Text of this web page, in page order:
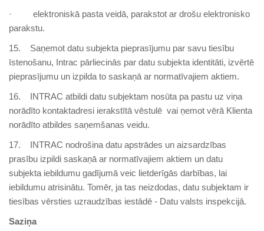
· elektroniskā pasta veidā, parakstot ar drošu elektronisko
parakstu.
15. Saņemot datu subjekta pieprasījumu par savu tiesību
īstenošanu, Intrac pārliecinās par datu subjekta identitāti, izvērtē
pieprasījumu un izpilda to saskaņā ar normatīvajiem aktiem.
16. INTRAC atbildi datu subjektam nosūta pa pastu uz viņa
norādīto kontaktadresi ierakstītā vēstulē vai ņemot vērā Klienta
norādīto atbildes saņemšanas veidu.
17. INTRAC nodrošina datu apstrādes un aizsardzības
prasību izpildi saskaņā ar normatīvajiem aktiem un datu
subjekta iebildumu gadījumā veic lietderīgās darbības, lai
iebildumu atrisinātu. Tomēr, ja tas neizdodas, datu subjektam ir
tiesības vērsties uzraudzības iestādē - Datu valsts inspekcijā.
Saziņa